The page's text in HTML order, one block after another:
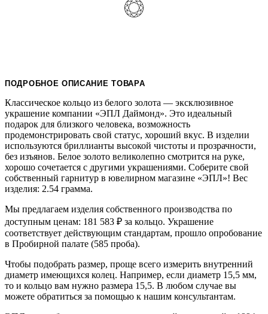
ПОДРОБНОЕ ОПИСАНИЕ ТОВАРА
Классическое кольцо из белого золота — эксклюзивное
украшение компании «ЭПЛ Даймонд». Это идеальный
подарок для близкого человека, возможность
продемонстрировать свой статус, хороший вкус. В изделии
используются бриллианты высокой чистоты и прозрачности,
без изъянов. Белое золото великолепно смотрится на руке,
хорошо сочетается с другими украшениями. Соберите свой
собственный гарнитур в ювелирном магазине «ЭПЛ»! Вес
изделия: 2.54 грамма.
Мы предлагаем изделия собственного производства по
доступным ценам: 181 583 ₽ за кольцо. Украшение
соответствует действующим стандартам, прошло опробование
в Пробирной палате (585 проба).
Чтобы подобрать размер, проще всего измерить внутренний
диаметр имеющихся колец. Например, если диаметр 15,5 мм,
то и кольцо вам нужно размера 15,5. В любом случае вы
можете обратиться за помощью к нашим консультантам.